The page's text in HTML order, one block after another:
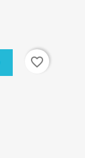
favorite_border